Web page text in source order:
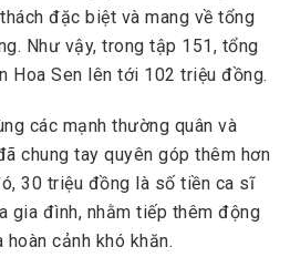
đặc biệt và mang về tổng
Như vậy, trong tập 151, tổng
Hoa Sen lên tới 102 triệu đồng.
các mạnh thường quân và
chung tay quyên góp thêm hơn
30 triệu đồng là số tiền ca sĩ
gia đình, nhằm tiếp thêm động
cảnh khó khăn.